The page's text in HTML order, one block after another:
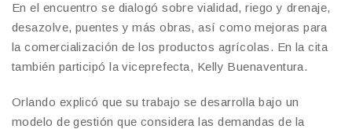
En el encuentro se dialogó sobre vialidad, riego y drenaje,
desazolve, puentes y más obras, así como mejoras para
la comercialización de los productos agrícolas. En la cita
también participó la viceprefecta, Kelly Buenaventura.
Orlando explicó que su trabajo se desarrolla bajo un
modelo de gestión que considera las demandas de la